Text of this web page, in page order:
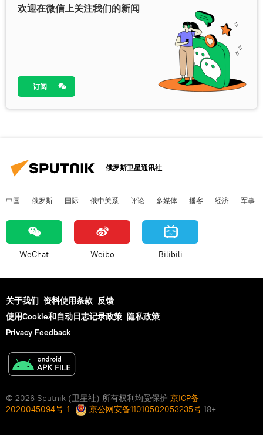
欢迎在微信上关注我们的新闻
订阅
俄罗斯卫星通讯社
中国 俄罗斯 国际 俄中关系 评论 多媒体 播客 经济 军事
WeChat Weibo Bilibili
关于我们 资料使用条款 反馈
使用Cookie和自动日志记录政策 隐私政策
Privacy Feedback
© 2026 Sputnik (卫星社) 所有权利均受保护 京ICP备
2020045094号-1
京公网安备11010502053235号 18+